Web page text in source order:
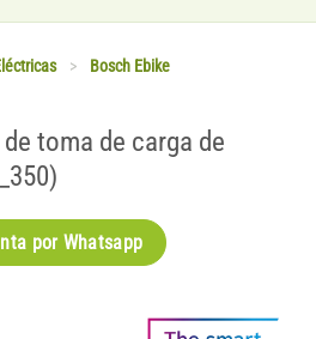
> Bosch Ebike
toma de carga de
por Whatsapp